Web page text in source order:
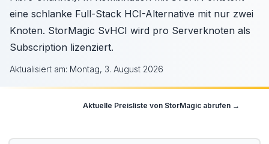
eine schlanke Full-Stack HCI-Alternative mit nur zwei
Knoten. StorMagic SvHCI wird pro Serverknoten als
Subscription lizenziert.
Aktualisiert am: Montag, 3. August 2026
Aktuelle Preisliste von StorMagic abrufen →